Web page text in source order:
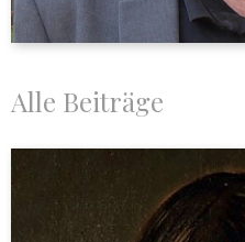
Alle Beiträge